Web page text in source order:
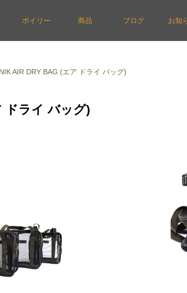
ボイリー 商品 ブログ お知
AIR DRY BAG (エア ドライ バッグ)
ドライ バッグ)